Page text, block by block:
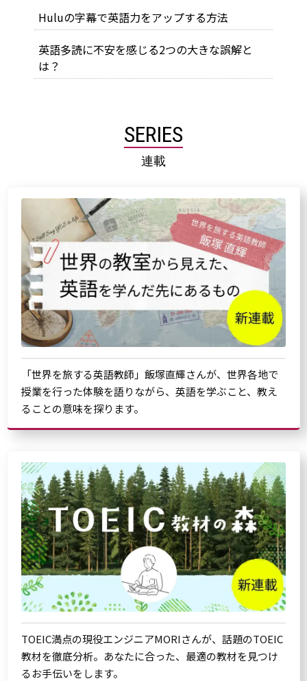
Huluの字幕で英語力をアップする方法
英語多読に不安を感じる2つの大きな誤解と
は？
SERIES
連載
「世界を旅する英語教師」飯塚直輝さんが、世界各地で
授業を行った体験を語りながら、英語を学ぶこと、教え
ることの意味を探ります。
TOEIC満点の現役エンジニアMORIさんが、話題のTOEIC
教材を徹底分析。あなたに合った、最適の教材を見つけ
るお手伝いをします。